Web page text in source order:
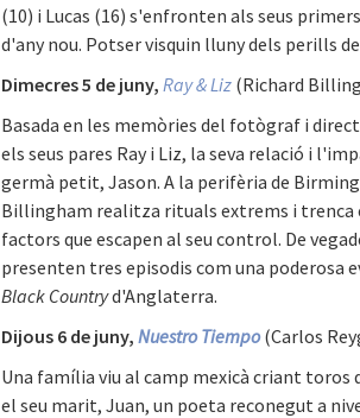
(10) i Lucas (16) s'enfronten als seus
d'any nou. Potser visquin lluny dels perills
Dimecres 5 de juny, Ray & Liz (Richard
Basada en les memòries del fotògraf i
els seus pares Ray i Liz, la seva relació i
germà petit, Jason. A la perifèria de
Billingham realitza rituals extrems i trenca
factors que escapen al seu control. De
presenten tres episodis com una poderosa
Black Countryd'Anglaterra.
Dijous 6 de juny, Nuestro Tiempo(Carlos
Una família viu al camp mexicà criant toros
el seu marit, Juan, un poeta reconegut a